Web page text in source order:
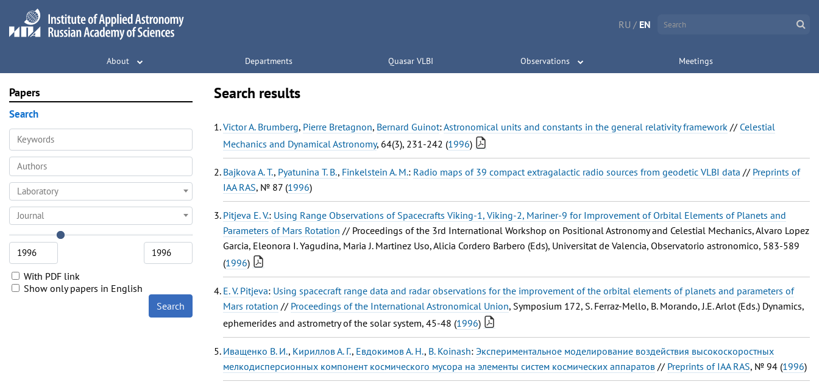
RU / EN
About Departments Quasar VLBI Observations Meetings
Papers
Search
Laboratory
Journal
With PDF link
Show only papers in English
Search
Search results
Victor A. Brumberg, Pierre Bretagnon, Bernard Guinot:Astronomical units and constants in the general relativity framework // Celestial
Mechanics and Dynamical Astronomy, 64(3), 231-242 (1996)
Bajkova A. T., Pyatunina T. B., Finkelstein A. M.: Radio maps of 39 compact extragalactic radio sources from geodetic VLBI data // Preprints of
IAA RAS, № 87 (1996)
Pitjeva E. V.: Using Range Observations of Spacecrafts Viking-1, Viking-2, Mariner-9 for Improvement of Orbital Elements of Planets and
Parameters of Mars Rotation // Proceedings of the 3rd International Workshop on Positional Astronomy and Celestial Mechanics, Alvaro Lopez
Garcia, Eleonora I. Yagudina, Maria J. Martinez Uso, Alicia Cordero Barbero (Eds), Universitat de Valencia, Observatorio astronomico, 583-589
(1996)
E. V. Pitjeva: Using spacecraft range data and radar observations for the improvement of the orbital elements of planets and parameters of
Mars rotation // Proceedings of the International Astronomical Union, Symposium 172, S. Ferraz-Mello, B. Morando, J.E. Arlot (Eds.) Dynamics,
ephemerides and astrometry of the solar system, 45-48 (1996)
Иващенко В. И., Кириллов А. Г., Евдокимов А. Н., B. Koinash: Экспериментальное моделирование воздействия высокоскоростных
мелкодисперсионных компонент космического мусора на элементы систем космических аппаратов // Preprints of IAA RAS, № 94 (1996)